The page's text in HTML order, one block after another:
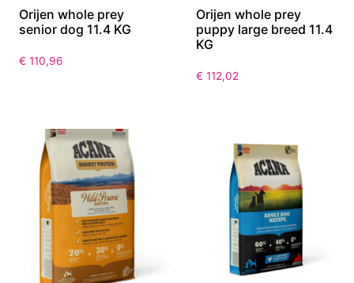
Orijen whole prey
senior dog 11.4 KG
€ 110,96
Orijen whole prey
puppy large breed 11.4
KG
€ 112,02